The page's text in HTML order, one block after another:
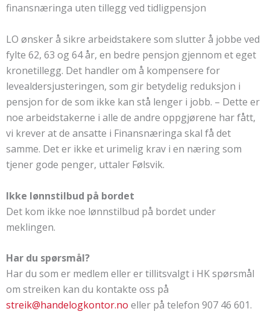
finansnæringa uten tillegg ved tidligpensjon
LO ønsker å sikre arbeidstakere som slutter å jobbe ved
fylte 62, 63 og 64 år, en bedre pensjon gjennom et eget
kronetillegg. Det handler om å kompensere for
levealdersjusteringen, som gir betydelig reduksjon i
pensjon for de som ikke kan stå lenger i jobb. – Dette er
noe arbeidstakerne i alle de andre oppgjørene har fått,
vi krever at de ansatte i Finansnæringa skal få det
samme. Det er ikke et urimelig krav i en næring som
tjener gode penger, uttaler Følsvik.
Ikke lønnstilbud på bordet
Det kom ikke noe lønnstilbud på bordet under
meklingen.
Har du spørsmål?
Har du som er medlem eller er tillitsvalgt i HK spørsmål
om streiken kan du kontakte oss på
streik@handelogkontor.no eller på telefon 907 46 601.